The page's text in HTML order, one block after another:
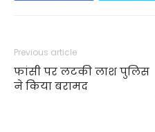
Previous article
फांसी पर लटकी लाश पुलिस
ने किया बरामद